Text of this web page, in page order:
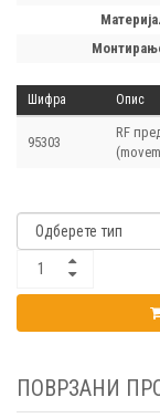
Шифра Опис
95303
RF
ПОВРЗАНИ